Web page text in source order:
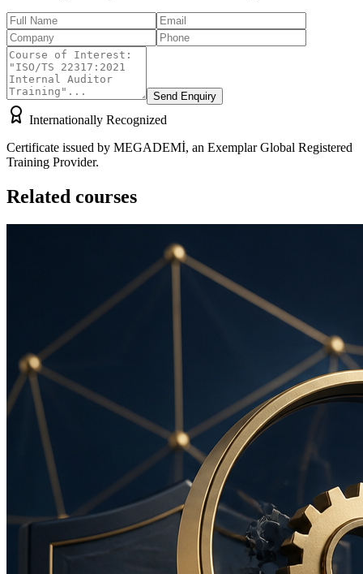
Send Enquiry
Internationally Recognized
Certificate issued by MEGADEMİ, an Exemplar Global Registered
Training Provider.
Related courses